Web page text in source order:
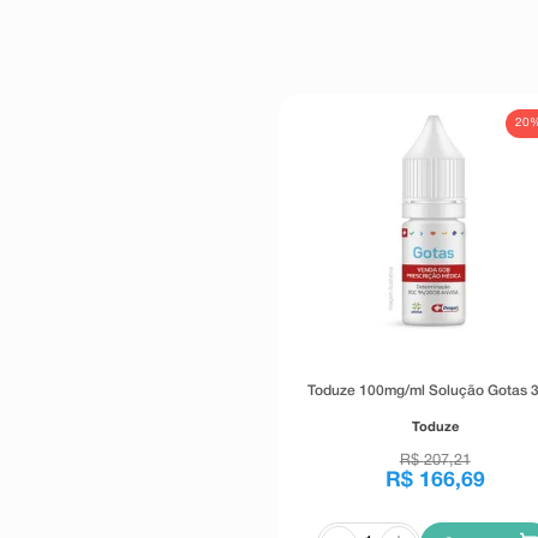
Toduze 100mg/ml Solução Gotas
Toduze
R$ 207,21
R$ 166,69